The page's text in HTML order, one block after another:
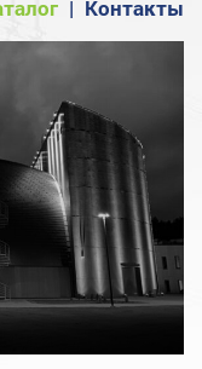
| Контакты